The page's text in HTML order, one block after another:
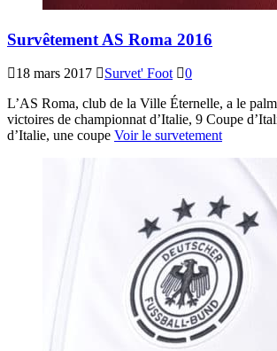
Survêtement AS Roma 2016
18 mars 2017 Survet' Foot
0
L’AS Roma, club de la Ville Éternelle, a le
victoires de championnat d’Italie, 9 Coupe
d’Italie, une coupe Voir le survetement